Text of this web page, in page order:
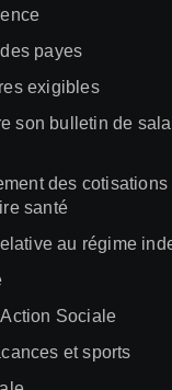
payes
exigibles
son bulletin de
des cotisations
santé
au régime
Sociale
et sports